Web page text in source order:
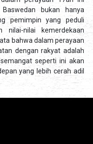
bukan hanya
pemimpin yang peduli
nilai-nilai kemerdekaan
bahwa dalam perayaan
dengan rakyat adalah
seperti ini akan
yang lebih cerah adil